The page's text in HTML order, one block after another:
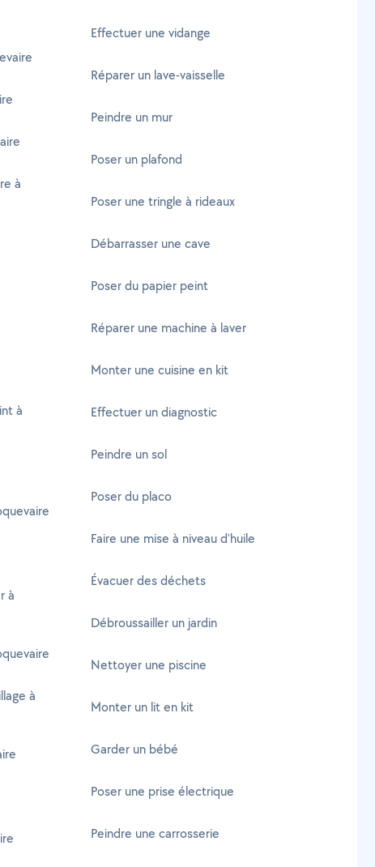
à
à
à
à
Effectuer une vidange
Réparer un lave-vaisselle
Peindre un mur
Poser un plafond
Poser une tringle à rideaux
Débarrasser une cave
Poser du papier peint
Réparer une machine à laver
Monter une cuisine en kit
Effectuer un diagnostic
Peindre un sol
Poser du placo
Faire une mise à niveau d'huile
Évacuer des déchets
Débroussailler un jardin
Nettoyer une piscine
Monter un lit en kit
Garder un bébé
Poser une prise électrique
Peindre une carrosserie